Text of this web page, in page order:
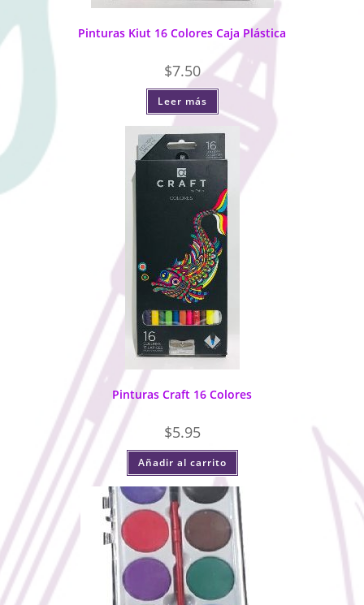
Pinturas Kiut 16 Colores Caja Plástica
$7.50
Leer más
Pinturas Craft 16 Colores
$5.95
Añadir al carrito